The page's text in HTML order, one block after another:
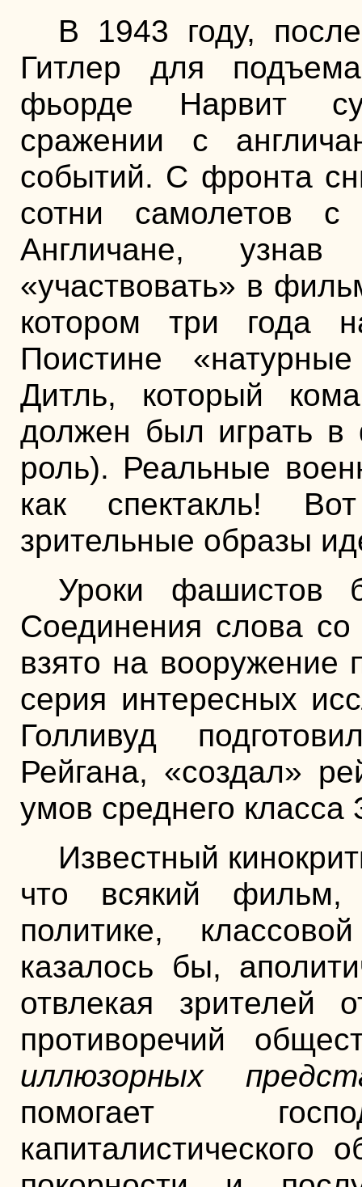
В 1943 году,
Гитлер для
фьорде Нарвит
сражении с
событий. С фронта
сотни самолетов с
Англичане,
«участвовать» в
котором три года
Поистине
Дитль, который
должен был играть
роль). Реальные
как спектакль!
зрительные образы
Уроки фашистов
Соединения слова
взято на вооружение
серия интересных
Голливуд
Рейгана, «создал»
умов среднего класса
Известный
что всякий
политике,
казалось бы,
отвлекая зрителей
противоречий
иллюзорных
помогает